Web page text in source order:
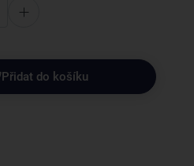
Přidat do košíku